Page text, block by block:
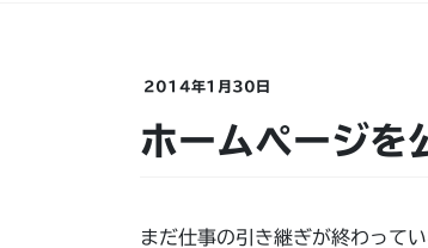
2014年1月30日
ホームページを
まだ仕事の引き継ぎが終わってい